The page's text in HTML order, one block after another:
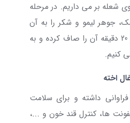
شعله بر می داریم. در مرحله
جوهر لیمو و شکر را به آن
اضافه کرده، پس از 20 دقیقه آن را صاف کرده و به
کنیم.
اخته
داشته و برای سلامت
ها، کنترل قند خون و ...،